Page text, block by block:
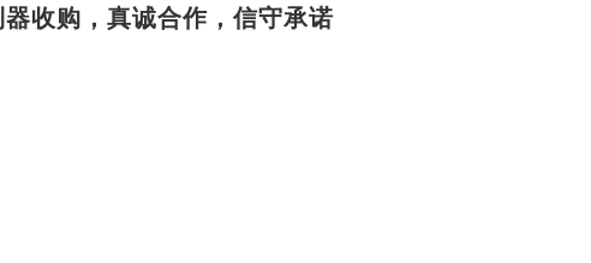
收购，真诚合作，信守承诺